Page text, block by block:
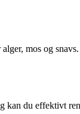
mos og
du effektivt